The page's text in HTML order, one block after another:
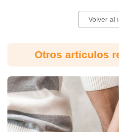
Volver al
Otros artículos